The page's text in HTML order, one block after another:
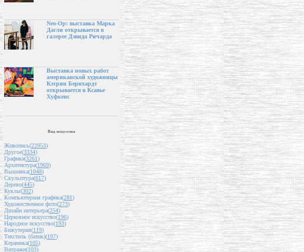
Neo-Op: выставка Марка
Дагли открывается в
галерее Дэвида Ричарда
Выставка новых работ
американской художницы
Кэтрин Бернхардт
открывается в Ксавье
Хуфкенс
Вид искусства
Живопись(22953)
Другое(3334)
Графика(3261)
Архитектура(1969)
Вышивка(1048)
Скульптура(617)
Дерево(445)
Куклы(302)
Компьютерная графика(281)
Художественное фото(273)
Дизайн интерьера(254)
Церковное искусство(196)
Народное искусство(193)
Бижутерия(119)
Текстиль (батик)(107)
Керамика(105)
Витражи(103)